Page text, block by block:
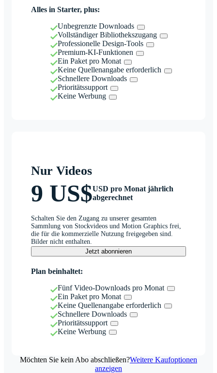
Alles in Starter, plus:
Unbegrenzte Downloads
Vollständiger Bibliothekszugang
Professionelle Design-Tools
Premium-KI-Funktionen
Ein Paket pro Monat
Keine Quellenangabe erforderlich
Schnellere Downloads
Prioritätssupport
Keine Werbung
Nur Videos
9 US$USD pro Monat jährlich
abgerechnet
Schalten Sie den Zugang zu unserer gesamten
Sammlung von Stockvideos und Motion Graphics frei,
die für die kommerzielle Nutzung freigegeben sind.
Bilder nicht enthalten.
Jetzt abonnieren
Plan beinhaltet:
Fünf Video-Downloads pro Monat
Ein Paket pro Monat
Keine Quellenangabe erforderlich
Schnellere Downloads
Prioritätssupport
Keine Werbung
Möchten Sie kein Abo abschließen?Weitere Kaufoptionen
anzeigen